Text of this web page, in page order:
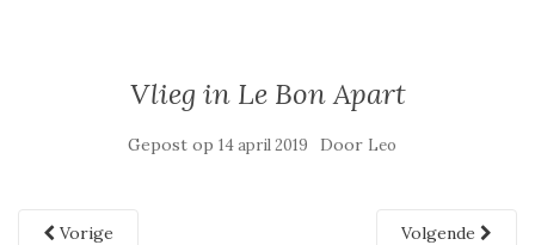
Vlieg in Le Bon Apart
Gepost op 14 april 2019 Door Leo
Vorige Volgende